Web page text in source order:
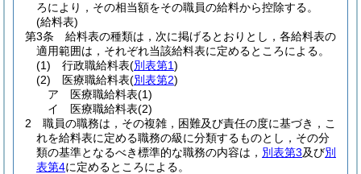
ろにより，その相当額をその職員の給料から控除する。
(給料表)
第3条
給料表の種類は，次に掲げるとおりとし，各給料表の
適用範囲は，それぞれ当該給料表に定めるところによる。
(1)
行政職給料表(別表第1)
(2)
医療職給料表(別表第2)
ア
医療職給料表(1)
イ
医療職給料表(2)
2
職員の職務は，その複雑，困難及び責任の度に基づき，こ
れを給料表に定める職務の級に分類するものとし，その分
類の基準となるべき標準的な職務の内容は， 別表第3及び別
表第4に定めるところによる。